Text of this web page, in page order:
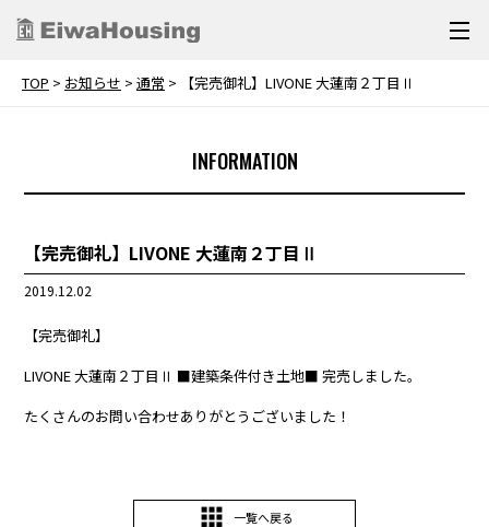
TOP > お知らせ > 通常 > 【完売御礼】LIVONE 大蓮南２丁目Ⅱ
INFORMATION
【完売御礼】LIVONE 大蓮南２丁目Ⅱ
2019.12.02
【完売御礼】
LIVONE 大蓮南２丁目Ⅱ ■建築条件付き土地■ 完売しました。
たくさんのお問い合わせありがとうございました！
一覧へ戻る